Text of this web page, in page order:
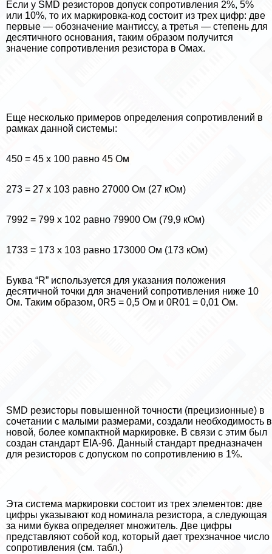
Если у SMD резисторов допуск сопротивления 2%, 5%
или 10%, то их маркировка-код состоит из трех цифр: две
первые — обозначение мантиссу, а третья — степень для
десятичного основания, таким образом получится
значение сопротивления резистора в Омах.
Еще несколько примеров определения сопротивлений в
рамках данной системы:
450 = 45 х 100 равно 45 Ом
273 = 27 х 103 равно 27000 Ом (27 кОм)
7992 = 799 х 102 равно 79900 Ом (79,9 кОм)
1733 = 173 х 103 равно 173000 Ом (173 кОм)
Буква “R” используется для указания положения
десятичной точки для значений сопротивления ниже 10
Ом. Таким образом, 0R5 = 0,5 Ом и 0R01 = 0,01 Ом.
SMD резисторы повышенной точности (прецизионные) в
сочетании с малыми размерами, создали необходимость в
новой, более компактной маркировке. В связи с этим был
создан стандарт EIA-96. Данный стандарт предназначен
для резисторов с допуском по сопротивлению в 1%.
Эта система маркировки состоит из трех элементов: две
цифры указывают код номинала резистора, а следующая
за ними буква определяет множитель. Две цифры
представляют собой код, который дает трехзначное число
сопротивления (см. табл.)